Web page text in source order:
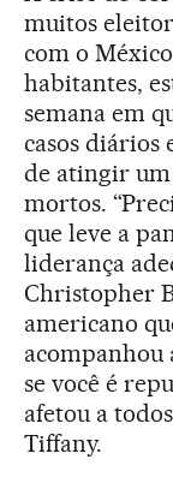
muitos
com o
habitantes,
semana em
casos diários
de atingir um
mortos.
que leve a
liderança
Christopher
americano
acompanhou
se você é
afetou a
Tiffany.